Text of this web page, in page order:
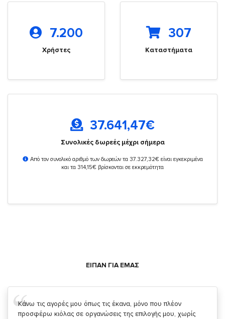
7.200
Χρήστες
307
Καταστήματα
37.641,47€
Συνολικές δωρεές μέχρι σήμερα
Από τον συνολικό αριθμό των δωρεών τα 37.327,32€ είναι εγκεκριμένα
και τα 314,15€ βρίσκονται σε εκκρεμότητα
ΕΙΠΑΝ ΓΙΑ ΕΜΑΣ
Σας ευχαριστώ που μας δίνετε την δυνατότητα να κάνουμε
κάτι!